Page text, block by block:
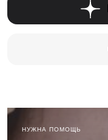
НУЖНА ПОМОЩЬ